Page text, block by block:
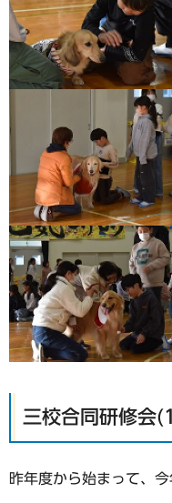
三校合同研修会
昨年度から始まって、